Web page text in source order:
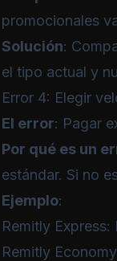
promocionales
Solución:
el tipo actual y
Error 4: Elegir
El error: Pagar
Por qué es un
estándar. Si no
Ejemplo:
Remitly
Remitly